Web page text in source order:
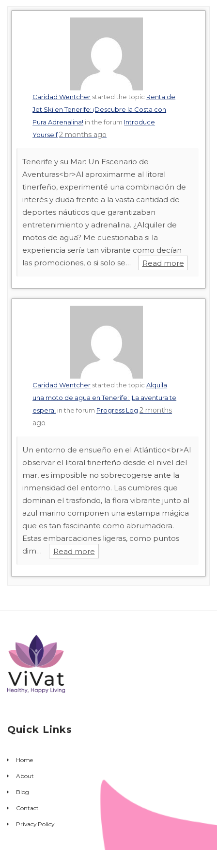
Caridad Wentcher started the topic Renta de
Jet Ski en Tenerife: ¡Descubre la Costa con
Pura Adrenalina! in the forum Introduce
Yourself2 months ago
Tenerife y su Mar: Un Escenario de
Aventuras<br>Al aproximarme al litoral
tinerfeño, experimenté una combinación de
interés y duda frente a la vasta cantidad de
deportes náuticos que garantizaban
entretenimiento y adrenalina. ¿Alquiler de
motos de agua? Me cuestionaba si la
experiencia sería tan vibrante como decían
las promociones, o si solo se…
Read more
Caridad Wentcher started the topicAlquila
una moto de agua en Tenerife: ¡La aventura te
espera! in the forum Progress Log 2 months
ago
Un entorno de ensueño en el Atlántico<br>Al
observar el litoral tinerfeño desde el nivel del
mar, es imposible no sobrecogerse ante la
inmensidad del entorno. Las cumbres que
dominan el trasfondo, la flora vibrante junto al
azul marino componen una estampa mágica
que es tan fascinante como abrumadora.
Estas embarcaciones ligeras, como puntos
dim…
Read more
Quick Links
Home
About
Blog
Contact
Privacy Policy